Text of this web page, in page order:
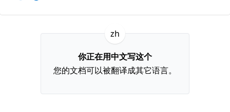
zh
你正在用中文写这个
您的文档可以被翻译成其它语言。